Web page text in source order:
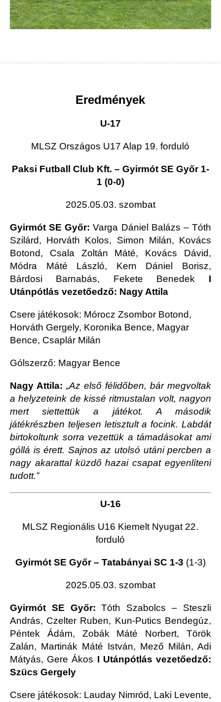
Eredmények
U-17
MLSZ Országos U17 Alap 19. forduló
Paksi Futball Club Kft. – Gyirmót SE Győr 1-
1 (0-0)
2025.05.03. szombat
Gyirmót SE Győr:Varga Dániel Balázs – Tóth
Szilárd, Horváth Kolos, Simon Milán, Kovács
Botond, Csala Zoltán Máté, Kovács Dávid,
Módra Máté László, Kern Dániel Borisz,
Bárdosi Barnabás, Fekete Benedek I
Utánpótlás vezetőedző: Nagy Attila
Csere játékosok: Mórocz Zsombor Botond,
Horváth Gergely, Koronika Bence, Magyar
Bence, Csaplár Milán
Gólszerző: Magyar Bence
Nagy Attila: „Az első félidőben, bár megvoltak
a helyzeteink de kissé ritmustalan volt, nagyon
mert siettettük a játékot. A második
játékrészben teljesen letisztult a focink. Labdát
birtokoltunk sorra vezettük a támadásokat ami
góllá is érett. Sajnos az utolsó utáni percben a
nagy akarattal küzdő hazai csapat egyenlíteni
tudott.”
U-16
MLSZ Regionális U16 Kiemelt Nyugat 22.
forduló
Gyirmót SE Győr – Tatabányai SC 1-3 (1-3)
2025.05.03. szombat
Gyirmót SE Győr:Tóth Szabolcs – Steszli
András, Czelter Ruben, Kun-Putics Bendegúz,
Péntek Ádám, Zobák Máté Norbert, Török
Zalán, Martinák Máté István, Mező Milán, Adi
Mátyás, Gere Ákos I Utánpótlás vezetőedző:
Szücs Gergely
Csere játékosok: Lauday Nimród, Laki Levente,